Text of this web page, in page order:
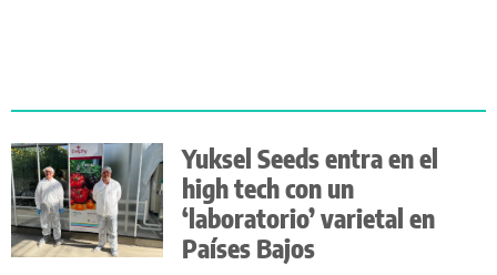
Yuksel Seeds entra en el
high tech con un
‘laboratorio’ varietal en
Países Bajos